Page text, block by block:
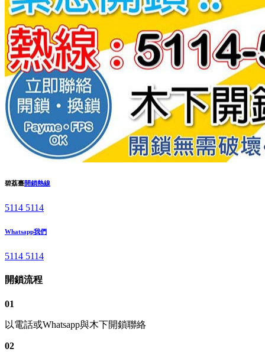
碧荔臺開鎖熱線
5114 5114
Whatsapp我們
5114 5114
開鎖流程
01
以電話或Whatsapp與木下開鎖聯絡
02